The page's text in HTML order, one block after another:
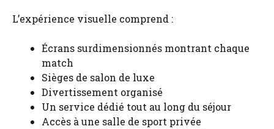
L’expérience visuelle comprend :
Écrans surdimensionnés montrant chaque
match
Sièges de salon de luxe
Divertissement organisé
Un service dédié tout au long du séjour
Accès à une salle de sport privée